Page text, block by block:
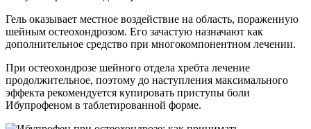
Гель оказывает местное воздействие на область, пораженную
шейным остеохондрозом. Его зачастую назначают как
дополнительное средство при многокомпонентном лечении.
При остеохондрозе шейного отдела хребта лечение
продолжительное, поэтому до наступления максимального
эффекта рекомендуется купировать приступы боли
Ибупрофеном в таблетированной форме.